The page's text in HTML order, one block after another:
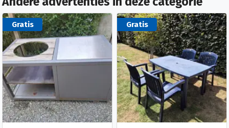
Gratis Gratis